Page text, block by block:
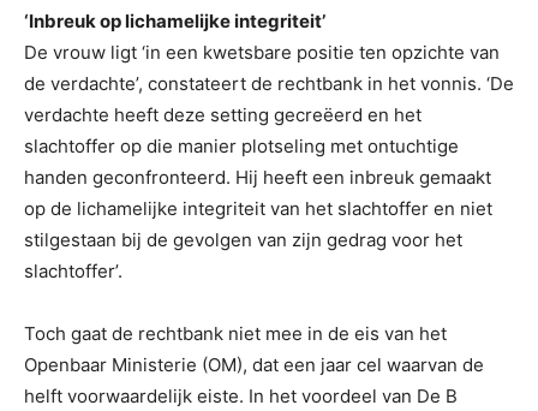
‘Inbreuk op lichamelijke integriteit’
De vrouw ligt ‘in een kwetsbare positie ten opzichte van
de verdachte’, constateert de rechtbank in het vonnis. ‘De
verdachte heeft deze setting gecreëerd en het
slachtoffer op die manier plotseling met ontuchtige
handen geconfronteerd. Hij heeft een inbreuk gemaakt
op de lichamelijke integriteit van het slachtoffer en niet
stilgestaan bij de gevolgen van zijn gedrag voor het
slachtoffer’.
Toch gaat de rechtbank niet mee in de eis van het
Openbaar Ministerie (OM), dat een jaar cel waarvan de
helft voorwaardelijk eiste. In het voordeel van De B